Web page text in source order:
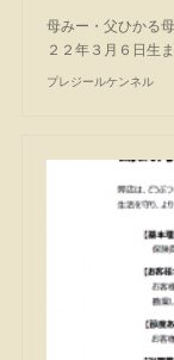
母みー・父ひかる
２２年３月６日
プレジールケンネル